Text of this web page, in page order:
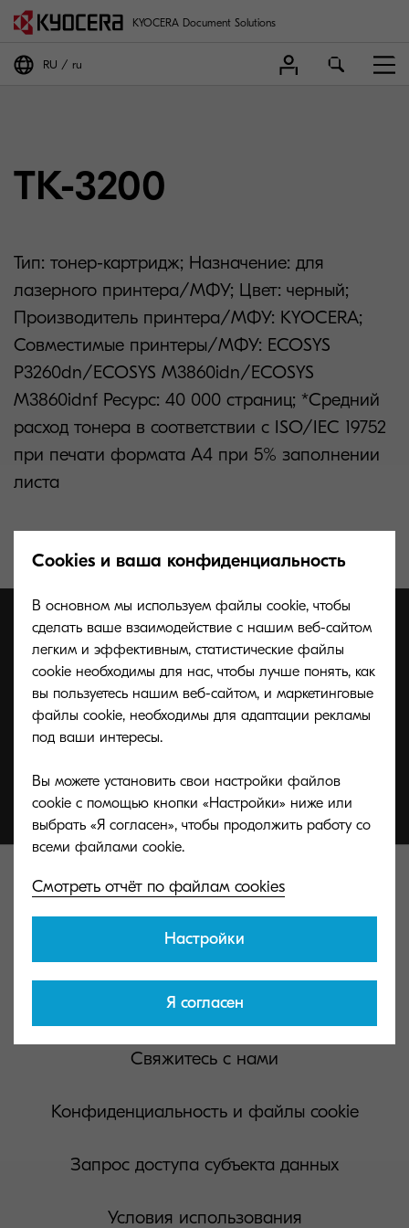
KYOCERA Document Solutions
RU ru
TK-3200
Тип: тонер-картридж; Назначение: для
лазерного принтера/МФУ; Цвет: черный;
Производитель принтера/МФУ: KYOCERA;
Совместимые принтеры/МФУ: ECOSYS
P3260dn/ECOSYS M3860idn/ECOSYS
M3860idnf Ресурс: 40 000 страниц; *Средний
расход тонера в соответствии с ISO/IEC 19752
при печати формата А4 при 5% заполнении
листа
Kyocera Document Solutions Global
Свяжитесь с нами
Конфиденциальность и файлы cookie
Запрос доступа субъекта данных
Условия использования
Cookies и ваша конфиденциальность
В основном мы используем файлы cookie, чтобы
сделать ваше взаимодействие с нашим веб-сайтом
легким и эффективным, статистические файлы
cookie необходимы для нас, чтобы лучше понять, как
вы пользуетесь нашим веб-сайтом, и маркетинговые
файлы cookie, необходимы для адаптации рекламы
под ваши интересы.
Вы можете установить свои настройки файлов
cookie с помощью кнопки «Настройки» ниже или
выбрать «Я согласен», чтобы продолжить работу со
Смотреть отчёт по файлам cookies
Настройки
Я согласен